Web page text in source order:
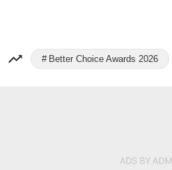
Better Choice Awards 2026